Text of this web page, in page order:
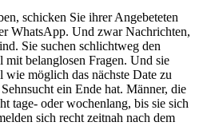
schicken Sie ihrer Angebeteten
WhatsApp. Und zwar Nachrichten,
Sie suchen schlichtweg den
belanglosen Fragen. Und sie
wie möglich das nächste Date zu
ein Ende hat. Männer, die
tage- oder wochenlang, bis sie sich
sich recht zeitnah nach dem